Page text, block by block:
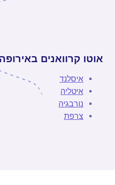
אוטו קרוואנים באירופה
איסלנד
איטליה
נורבגיה
צרפת